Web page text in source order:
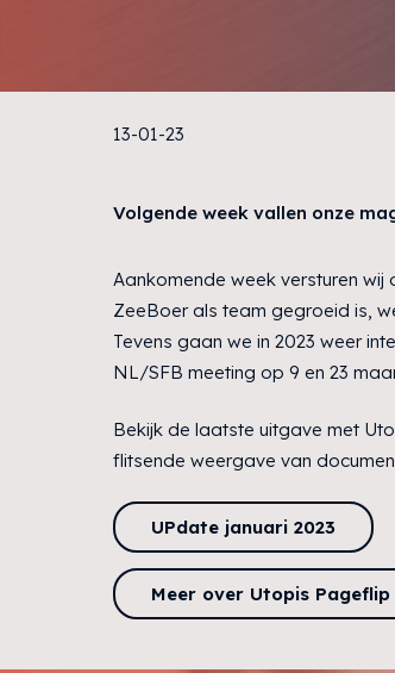
13-01-23
Volgende week vallen onze
Aankomende week versturen
ZeeBoer als team gegroeid is,
Tevens gaan we in 2023 weer
NL/SFB meeting op 9 en 23
Bekijk de laatste uitgave met
flitsende weergave van
UPdate januari 2023
Meer over Utopis Pageflip